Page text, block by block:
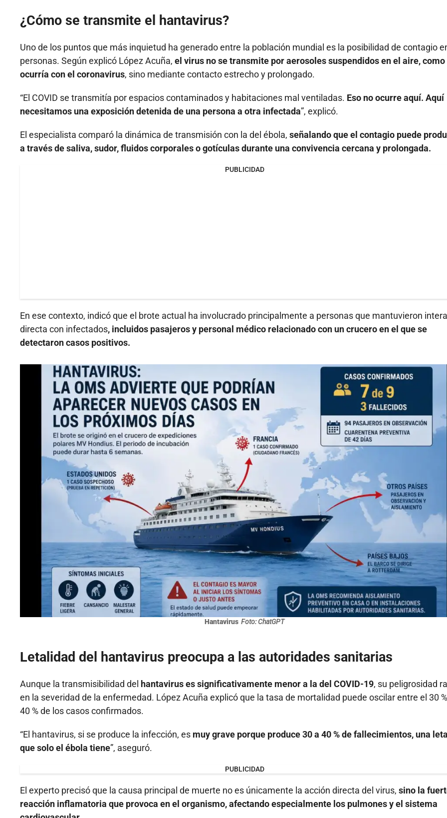
¿Cómo se transmite el hantavirus?
Uno de los puntos que más inquietud ha generado entre la población mundial es la posibilidad de contagio
personas. Según explicó López Acuña, el virus no se transmite por aerosoles suspendidos en el aire, como
ocurría con el coronavirus, sino mediante contacto estrecho y prolongado.
“El COVID se transmitía por espacios contaminados y habitaciones mal ventiladas. Eso no ocurre aquí. Aquí
necesitamos una exposición detenida de una persona a otra infectada”, explicó.
El especialista comparó la dinámica de transmisión con la del ébola, señalando que el contagio puede
a través de saliva, sudor, fluidos corporales o gotículas durante una convivencia cercana y prolongada.
PUBLICIDAD
En ese contexto, indicó que el brote actual ha involucrado principalmente a personas que mantuvieron
directa con infectados, incluidos pasajeros y personal médico relacionado con un crucero en el que se
detectaron casos positivos.
Hantavirus Foto: ChatGPT
Letalidad del hantavirus preocupa a las autoridades sanitarias
Aunque la transmisibilidad del hantavirus es significativamente menor a la del COVID-19, su peligrosidad
en la severidad de la enfermedad. López Acuña explicó que la tasa de mortalidad puede oscilar entre el 30 %
40 % de los casos confirmados.
“El hantavirus, si se produce la infección, es muy grave porque produce 30 a 40 % de fallecimientos, una
que solo el ébola tiene”, aseguró.
PUBLICIDAD
El experto precisó que la causa principal de muerte no es únicamente la acción directa del virus, sino la
reacción inflamatoria que provoca en el organismo, afectando especialmente los pulmones y el sistema